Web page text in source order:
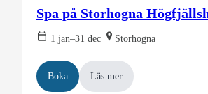
Spa på Storhogna
1 jan–31 dec Storhogna
Boka Läs mer